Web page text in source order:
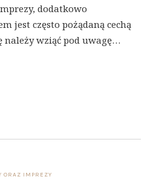
dodatkowo
jest często pożądaną cechą
należy wziąć pod uwagę…
ORAZ IMPREZY